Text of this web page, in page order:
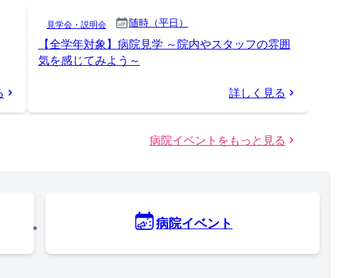
見学会・説明会 随時（平日）
【全学年対象】病院見学 ～院内やスタッフの雰囲
気を感じてみよう～
詳しく見る
病院イベントをもっと見る
病院イベント